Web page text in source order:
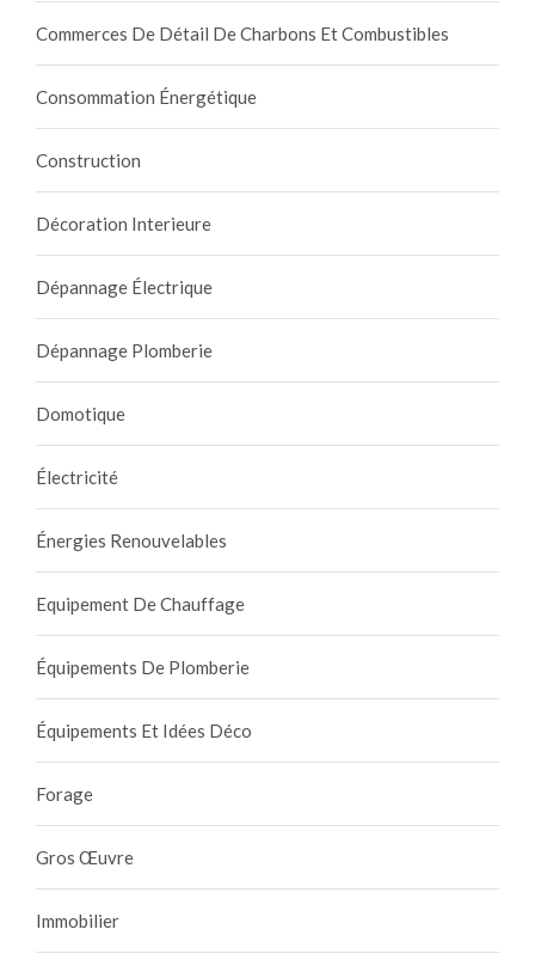
Commerces De Détail De Charbons Et Combustibles
Consommation Énergétique
Construction
Décoration Interieure
Dépannage Électrique
Dépannage Plomberie
Domotique
Électricité
Énergies Renouvelables
Equipement De Chauffage
Équipements De Plomberie
Équipements Et Idées Déco
Forage
Gros Œuvre
Immobilier